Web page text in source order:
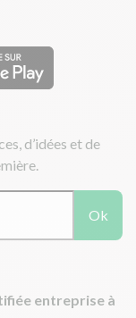
d’idées et de
Ok
entreprise à